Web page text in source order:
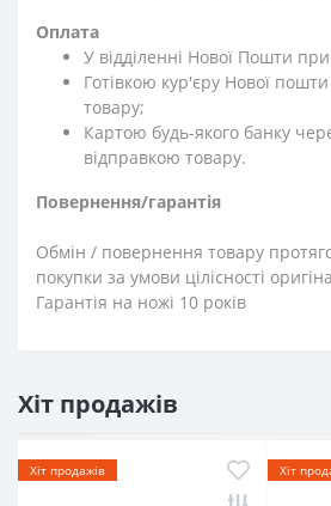
Оплата
У відділенні Нової Пошти
Готівкою кур'єру Нової
товару;
Картою будь-якого банку
відправкою товару.
Повернення/гарантія
Обмін / повернення товару
покупки за умови цілісності
Гарантія на ножі 10 років
Хіт продажів
Хіт продажів Хіт